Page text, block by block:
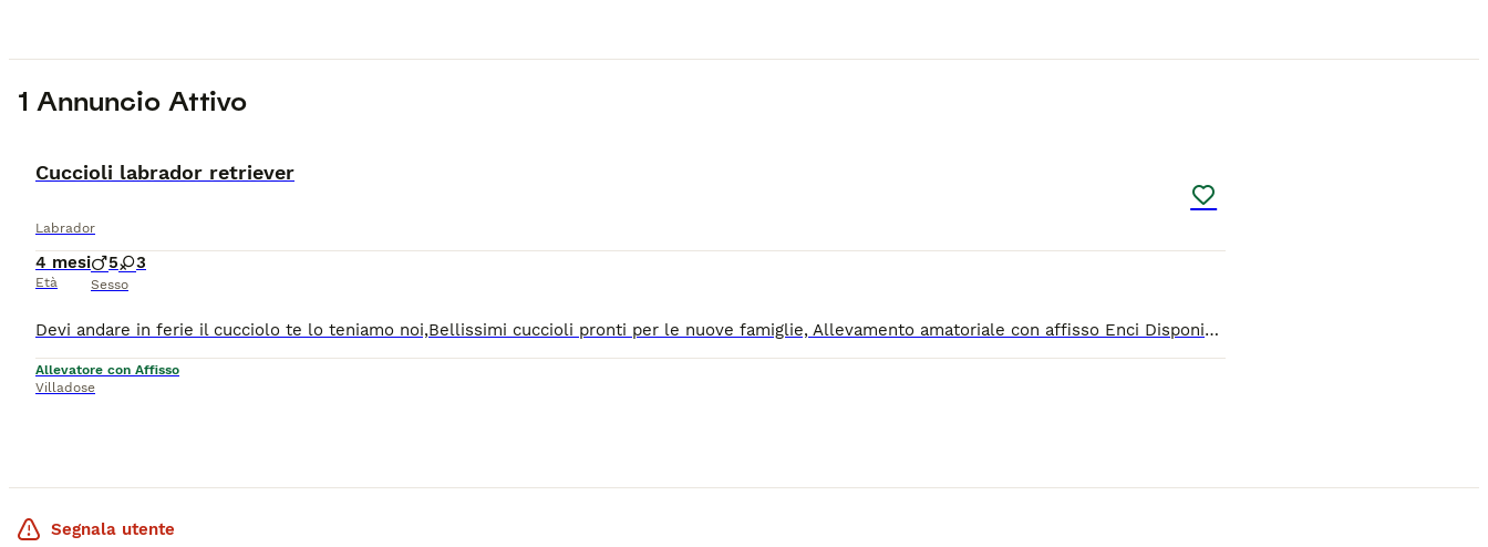
1 Annuncio Attivo
Cuccioli labrador retriever
Labrador
4 mesi
Età
5 3
Sesso
Devi andare in ferie il cucciolo te lo teniamo noi,Bellissimi cuccioli pronti per le nuove famiglie, Allevamento amatoriale con affisso Enci Disponibili 8cuccioli di labrador Retriever Di alta geneal
Allevatore con Affisso
Villadose
Segnala utente